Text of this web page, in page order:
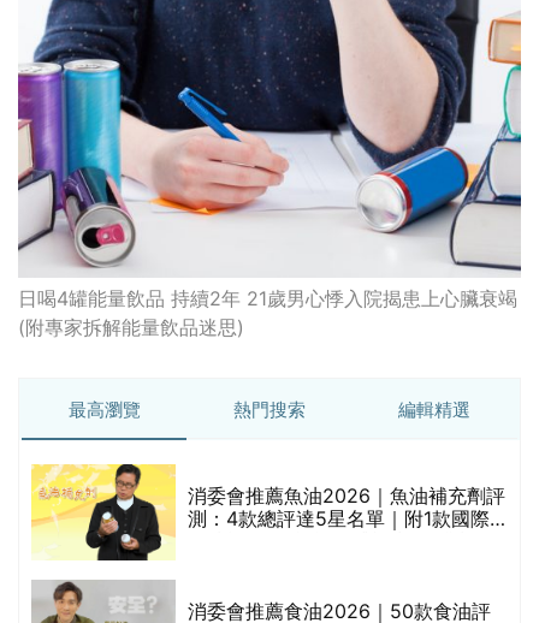
日喝4罐能量飲品 持續2年 21歲男心悸入院揭患上心臟衰竭
(附專家拆解能量飲品迷思)
最高瀏覽 熱門搜索 編輯精選
消委會推薦魚油2026｜魚油補充劑評
測：4款總評達5星名單｜附1款國際
消委會推薦食油2026｜50款食油評